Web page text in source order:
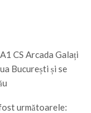
CS Arcada Galați
București și se
următoarele: